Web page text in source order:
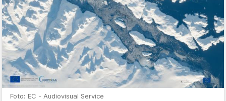
Foto: EC - Audiovisual Service